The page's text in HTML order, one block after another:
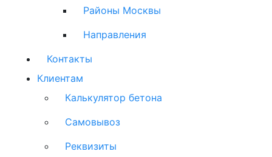
Районы Москвы
Направления
Контакты
Клиентам
Калькулятор бетона
Самовывоз
Реквизиты